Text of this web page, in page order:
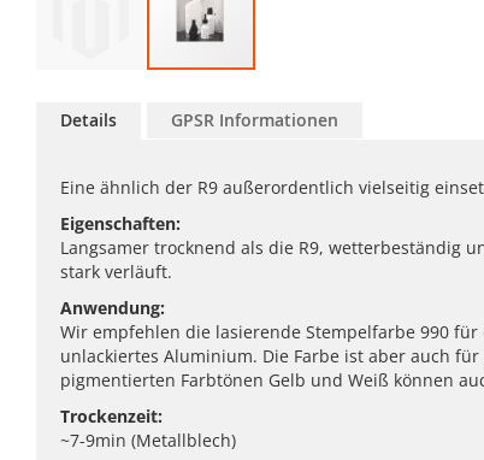
der
springen
Details
Eine ähnlich der R9 außerordentlich vielseitig
Eigenschaften:
Langsamer trocknend als die R9, wetterbeständig
stark verläuft.
Anwendung:
Wir empfehlen die lasierende Stempelfarbe 990
unlackiertes Aluminium. Die Farbe ist aber auch
pigmentierten Farbtönen Gelb und Weiß können
Trockenzeit:
~7-9min (Metallblech)
GPSR Informationen